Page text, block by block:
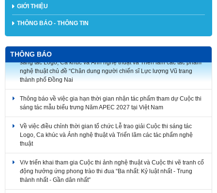
GIỚI THIỆU
THÔNG BÁO - THÔNG TIN
THÔNG BÁO
sáng tác Logo, Ca khúc và Ảnh nghệ thuật và Triển lãm các tác phẩm
nghệ thuật chủ đề “Chân dung người chiến sĩ Lực lượng Vũ trang
thành phố Đồng Nai
Thông báo về việc gia hạn thời gian nhận tác phẩm tham dự Cuộc thi
sáng tác mẫu biểu trưng Năm APEC 2027 tại Việt Nam
Về việc điều chỉnh thời gian tổ chức Lễ trao giải Cuộc thi sáng tác
Logo, Ca khúc và Ảnh nghệ thuật và Triển lãm các tác phẩm nghệ
thuật
V/v triển khai tham gia Cuộc thi ảnh nghệ thuật và Cuộc thi vẽ tranh cổ
động hưởng ứng phong trào thi đua “Ba nhất: Kỷ luật nhất - Trung
thành nhất - Gần dân nhất”
V/v gia hạn thời gian nhận tác phẩm tham dự Cuộc thi và Triển lãm Mỹ